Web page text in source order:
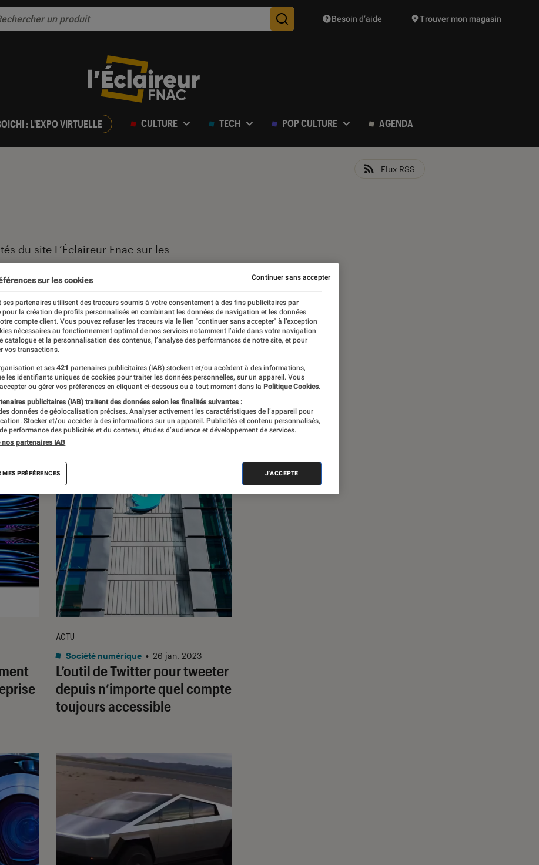
Des suggestions de produits vont vous être proposées
Besoin d’aide Trouver mon magasin
: L'EXPO VIRTUELLE CULTURE TECH POP CULTURE AGENDA
Flux RSS
du site L’Éclaireur Fnac sur les
à la pop culture, à la culture numérique et
guides Tests
L’outil de Twitter pour tweeter
depuis n’importe quel compte
toujours accessible
ACTU
Société numérique • 26 jan. 2023
sur les cookies
ses partenaires utilisent des traceurs soumis à votre consentement à des fins publicitaires par
pour la création de profils personnalisés en combinant les données de navigation et les données
compte client. Vous pouvez refuser les traceurs via le lien "continuer sans accepter" à l’exception
nécessaires au fonctionnement optimal de nos services notamment l’aide dans votre navigation
catalogue et la personnalisation des contenus, l’analyse des performances de notre site, et pour
vos transactions.
et ses 421 partenaires publicitaires (IAB) stockent et/ou accèdent à des informations,
les identifiants uniques de cookies pour traiter les données personnelles, sur un appareil. Vous
ou gérer vos préférences en cliquant ci-dessous ou à tout moment dans la Politique Cookies.
publicitaires (IAB) traitent des données selon les finalités suivantes :
données de géolocalisation précises. Analyser activement les caractéristiques de l’appareil pour
Stocker et/ou accéder à des informations sur un appareil. Publicités et contenu personnalisés,
performance des publicités et du contenu, études d’audience et développement de services.
nos partenaires IAB
MES PRÉFÉRENCES J'ACCEPTE
Continuer sans accepter